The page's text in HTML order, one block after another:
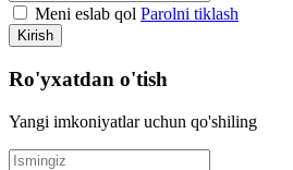
Meni eslab qol Parolni tiklash
Kirish
Ro'yxatdan o'tish
Yangi imkoniyatlar uchun qo'shiling